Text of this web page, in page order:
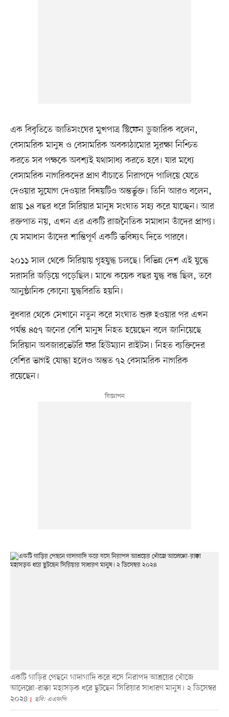
এক বিবৃতিতে জাতিসংঘের মুখপাত্র স্টিফেন ডুজারিক বলেন,
বেসামরিক মানুষ ও বেসামরিক অবকাঠামোর সুরক্ষা নিশ্চিত
করতে সব পক্ষকে অবশ্যই যথাসাধ্য করতে হবে। যার মধ্যে
বেসামরিক নাগরিকদের প্রাণ বাঁচাতে নিরাপদে পালিয়ে যেতে
দেওয়ার সুযোগ দেওয়ার বিষয়টিও অন্তর্ভুক্ত। তিনি আরও বলেন,
প্রায় ১৪ বছর ধরে সিরিয়ার মানুষ সংঘাত সহ্য করে যাচ্ছেন। আর
রক্তপাত নয়, এখন এর একটি রাজনৈতিক সমাধান তাঁদের প্রাপ্য।
যে সমাধান তাঁদের শান্তিপূর্ণ একটি ভবিষ্যৎ দিতে পারবে।
২০১১ সাল থেকে সিরিয়ায় গৃহযুদ্ধ চলছে। বিভিন্ন দেশ এই যুদ্ধে
সরাসরি জড়িয়ে পড়েছিল। মাঝে কয়েক বছর যুদ্ধ বন্ধ ছিল, তবে
আনুষ্ঠানিক কোনো যুদ্ধবিরতি হয়নি।
বুধবার থেকে সেখানে নতুন করে সংঘাত শুরু হওয়ার পর এখন
পর্যন্ত ৪৫৭ জনের বেশি মানুষ নিহত হয়েছেন বলে জানিয়েছে
সিরিয়ান অবজারভেটরি ফর হিউম্যান রাইটস। নিহত ব্যক্তিদের
বেশির ভাগই যোদ্ধা হলেও অন্তত ৭২ বেসামরিক নাগরিক
রয়েছেন।
একটি গাড়ির পেছনে গাদাগাদি করে বসে নিরাপদ আশ্রয়ের খোঁজে
আলেপ্পো-রাক্কা মহাসড়ক ধরে ছুটছেন সিরিয়ার সাধারণ মানুষ। ২ ডিসেম্বর
২০২৪
ছবি: এএফপি